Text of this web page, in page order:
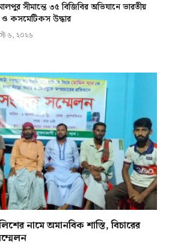
সীমান্তে ৩৫ বিজিবির অভিযানে ভারতীয়
কসমেটিকস উদ্ধার
৬, ২০২৬
নামে অমানবিক শাস্তি, বিচারের